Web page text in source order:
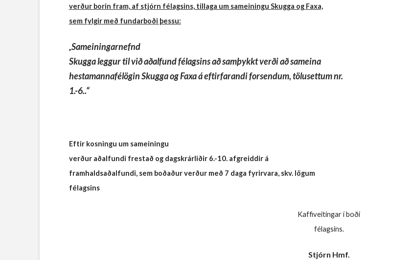
verður borin fram, af stjórn félagsins, tillaga um sameiningu Skugga og Faxa,
sem fylgir með fundarboði þessu:
„Sameiningarnefnd
Skugga leggur til við aðalfund félagsins að samþykkt verði að sameina
hestamannafélögin Skugga og Faxa á eftirfarandi forsendum, tölusettum nr.
1.-6..“
Eftir kosningu um sameiningu
verður aðalfundi frestað og dagskrárliðir 6.-10. afgreiddir á
framhaldsaðalfundi, sem boðaður verður með 7 daga fyrirvara, skv. lögum
félagsins
Kaffiveitingar í boði
félagsins.
Stjórn Hmf.